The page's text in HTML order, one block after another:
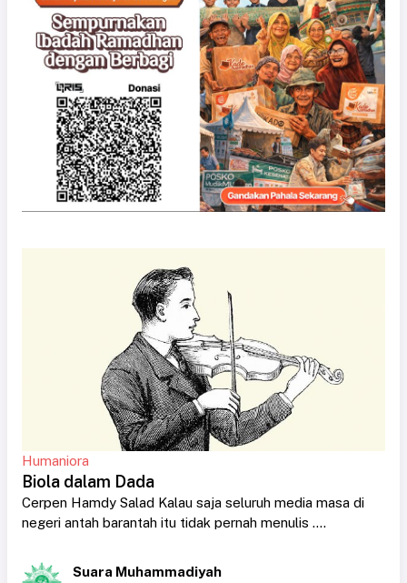
Humaniora
Biola dalam Dada
Cerpen Hamdy Salad Kalau saja seluruh media masa di
negeri antah barantah itu tidak pernah menulis ....
Suara Muhammadiyah